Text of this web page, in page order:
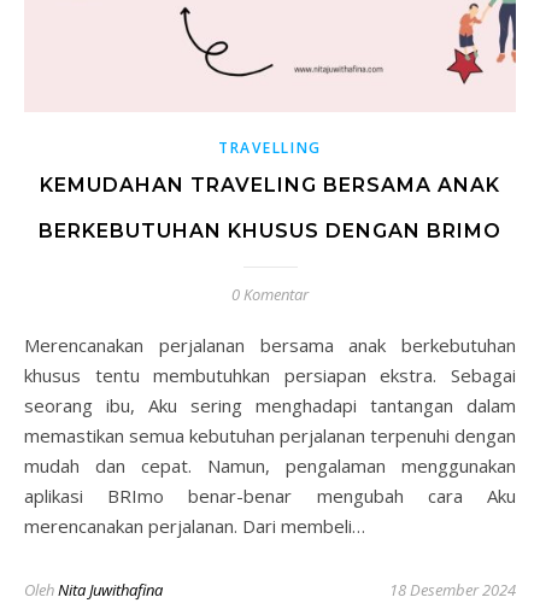
TRAVELLING
KEMUDAHAN TRAVELING BERSAMA ANAK
BERKEBUTUHAN KHUSUS DENGAN BRIMO
0 Komentar
Merencanakan perjalanan bersama anak berkebutuhan
khusus tentu membutuhkan persiapan ekstra. Sebagai
seorang ibu, Aku sering menghadapi tantangan dalam
memastikan semua kebutuhan perjalanan terpenuhi dengan
mudah dan cepat. Namun, pengalaman menggunakan
aplikasi BRImo benar-benar mengubah cara Aku
merencanakan perjalanan. Dari membeli…
OlehNita Juwithafina 18 Desember 2024